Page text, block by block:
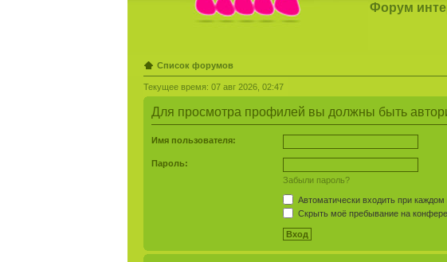
Форум
Список форумов
Текущее время: 07 авг 2026, 02:47
Для просмотра профилей вы должны быть
Имя пользователя:
Пароль:
Забыли пароль?
Автоматически входить при
Скрыть моё пребывание на